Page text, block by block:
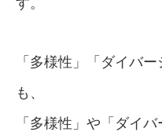
「多様性」「ダイバ
も、
「多様性」や「ダイ